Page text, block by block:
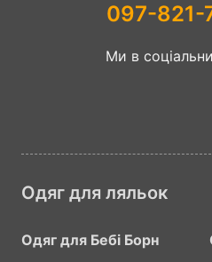
097-821-
Ми в
Одяг для ляльок
Одяг для Бебі Борн